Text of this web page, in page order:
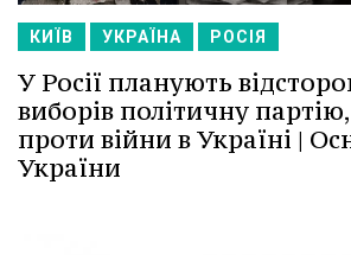
КИЇВ УКРАЇНА РОСІЯ
У Росії планують
виборів політичну
проти війни в Україні |
України